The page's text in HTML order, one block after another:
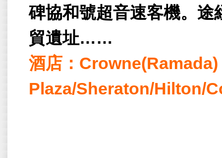
碑協和號超音速客機。途
貿遺址……
酒店： Crowne(Ramada)
Plaza/Sheraton/Hilton/